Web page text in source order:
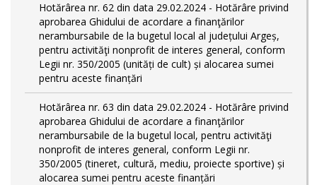
Hotărârea nr. 62 din data 29.02.2024 - Hotărâre privind
aprobarea Ghidului de acordare a finanţărilor
nerambursabile de la bugetul local al județului Argeș,
pentru activităţi nonprofit de interes general, conform
Legii nr. 350/2005 (unități de cult) și alocarea sumei
pentru aceste finanțări
Hotărârea nr. 63 din data 29.02.2024 - Hotărâre privind
aprobarea Ghidului de acordare a finanţărilor
nerambursabile de la bugetul local, pentru activităţi
nonprofit de interes general, conform Legii nr.
350/2005 (tineret, cultură, mediu, proiecte sportive) și
alocarea sumei pentru aceste finanțări